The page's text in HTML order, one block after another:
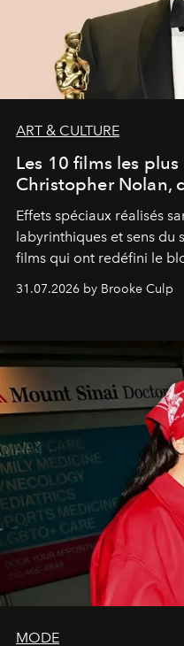
ART & CULTURE
Les 10 films les
Christopher Nolan,
Effets spéciaux réalisés
labyrinthiques et sens du
films qui ont redéfini le
31.07.2026 by Brooke Culp
MODE